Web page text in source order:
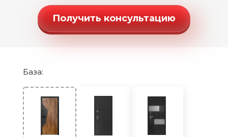
Геометрия Шелли (эмалит Белый)
Геометрия Шелли (эмалит Серый)
Геометрия Юник Микс (эмалит Белый)
Получить консультацию
База: